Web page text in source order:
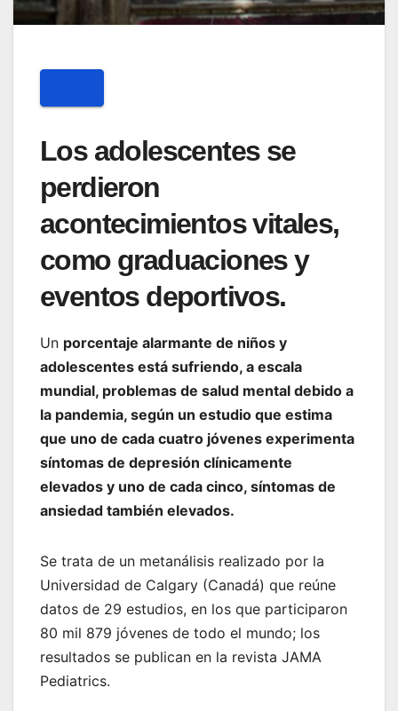
Los adolescentes se
perdieron
acontecimientos vitales,
como graduaciones y
eventos deportivos.
Un porcentaje alarmante de niños y
adolescentes está sufriendo, a escala
mundial, problemas de salud mental debido a
la pandemia, según un estudio que estima
que uno de cada cuatro jóvenes experimenta
síntomas de depresión clínicamente
elevados y uno de cada cinco, síntomas de
ansiedad también elevados.
Se trata de un metanálisis realizado por la
Universidad de Calgary (Canadá) que reúne
datos de 29 estudios, en los que participaron
80 mil 879 jóvenes de todo el mundo; los
resultados se publican en la revista JAMA
Pediatrics.